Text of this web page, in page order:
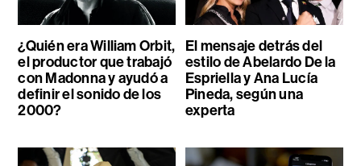
¿Quién era William Orbit,
el productor que trabajó
con Madonna y ayudó a
definir el sonido de los
2000?
El mensaje detrás del
estilo de Abelardo De la
Espriella y Ana Lucía
Pineda, según una
experta